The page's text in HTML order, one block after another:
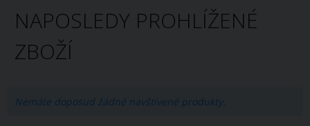
NAPOSLEDY PROHLÍŽENÉ
ZBOŽÍ
Nemáte doposud žádné navštívené produkty.